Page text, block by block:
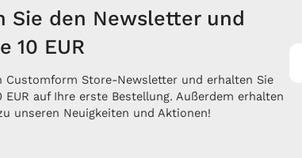
Sie den Newsletter und
10 EUR
Customform Store-Newsletter und erhalten Sie
EUR auf Ihre erste Bestellung. Außerdem erhalten
unseren Neuigkeiten und Aktionen!